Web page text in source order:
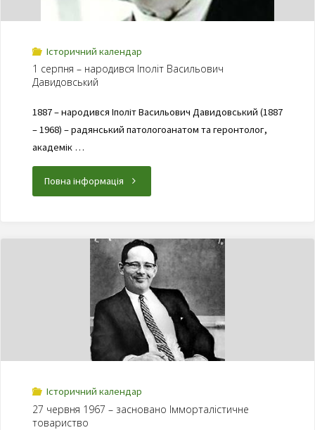
Історичний календар
1 серпня – народився Іполіт Васильович
Давидовський
1887 – народився Іполіт Васильович Давидовський (1887
– 1968) – радянський патологоанатом та геронтолог,
академік …
Повна інформація
Історичний календар
27 червня 1967 – засновано Імморталістичне
товариство